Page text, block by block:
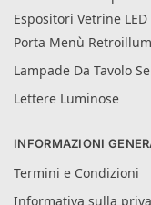
Espositori Vetrine LED
Porta Menù
Lampade Da Tavolo
Lettere Luminose
INFORMAZIONI
Termini e Condizioni
Informativa sulla